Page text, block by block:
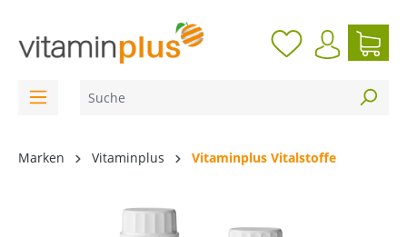
Marken Vitaminplus Vitaminplus Vitalstoffe